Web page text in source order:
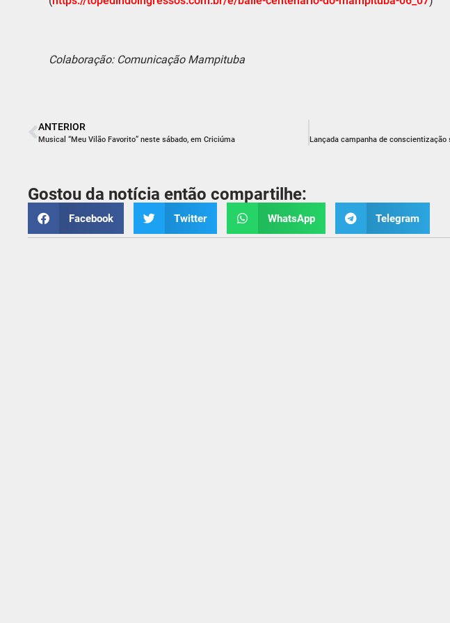
Colaboração: Comunicação Mampituba
ANTERIOR
Musical “Meu Vilão Favorito” neste sábado, em Criciúma
Gostou da notícia então compartilhe:
Facebook Twitter WhatsApp Telegram